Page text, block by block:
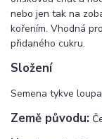
nebo jen tak na
kořením. Vhodná
přidaného cukru.
Složení
Semena tykve
Země původu: